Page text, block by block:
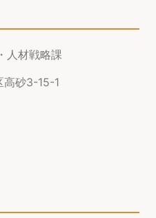
人材戦略課
高砂3-15-1